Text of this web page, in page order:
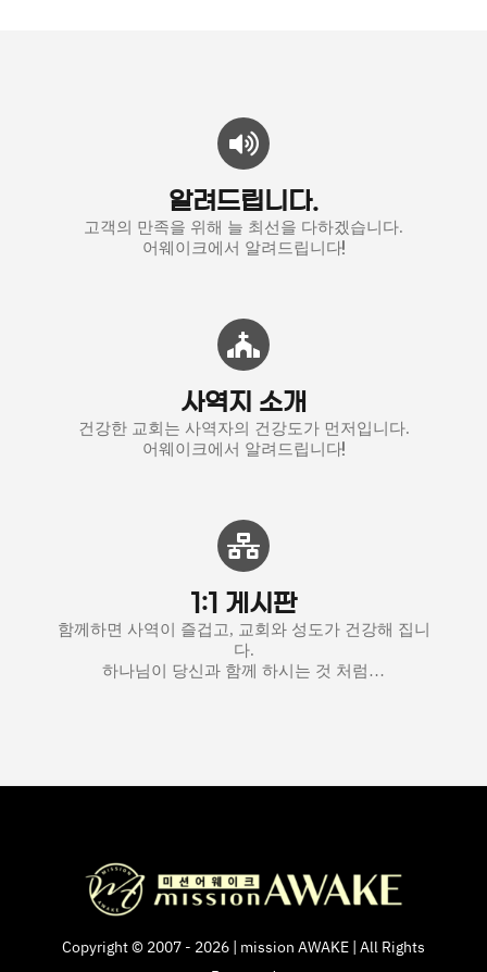
알려드립니다.
고객의 만족을 위해 늘 최선을 다하겠습니다.
어웨이크에서 알려드립니다!
사역지 소개
건강한 교회는 사역자의 건강도가 먼저입니다.
어웨이크에서 알려드립니다!
1:1 게시판
함께하면 사역이 즐겁고, 교회와 성도가 건강해 집니
다.
하나님이 당신과 함께 하시는 것 처럼…
Copyright © 2007 - 2026 | mission AWAKE | All Rights